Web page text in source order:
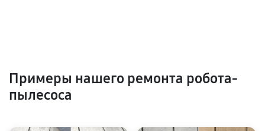
Примеры нашего ремонта робота-
пылесоса